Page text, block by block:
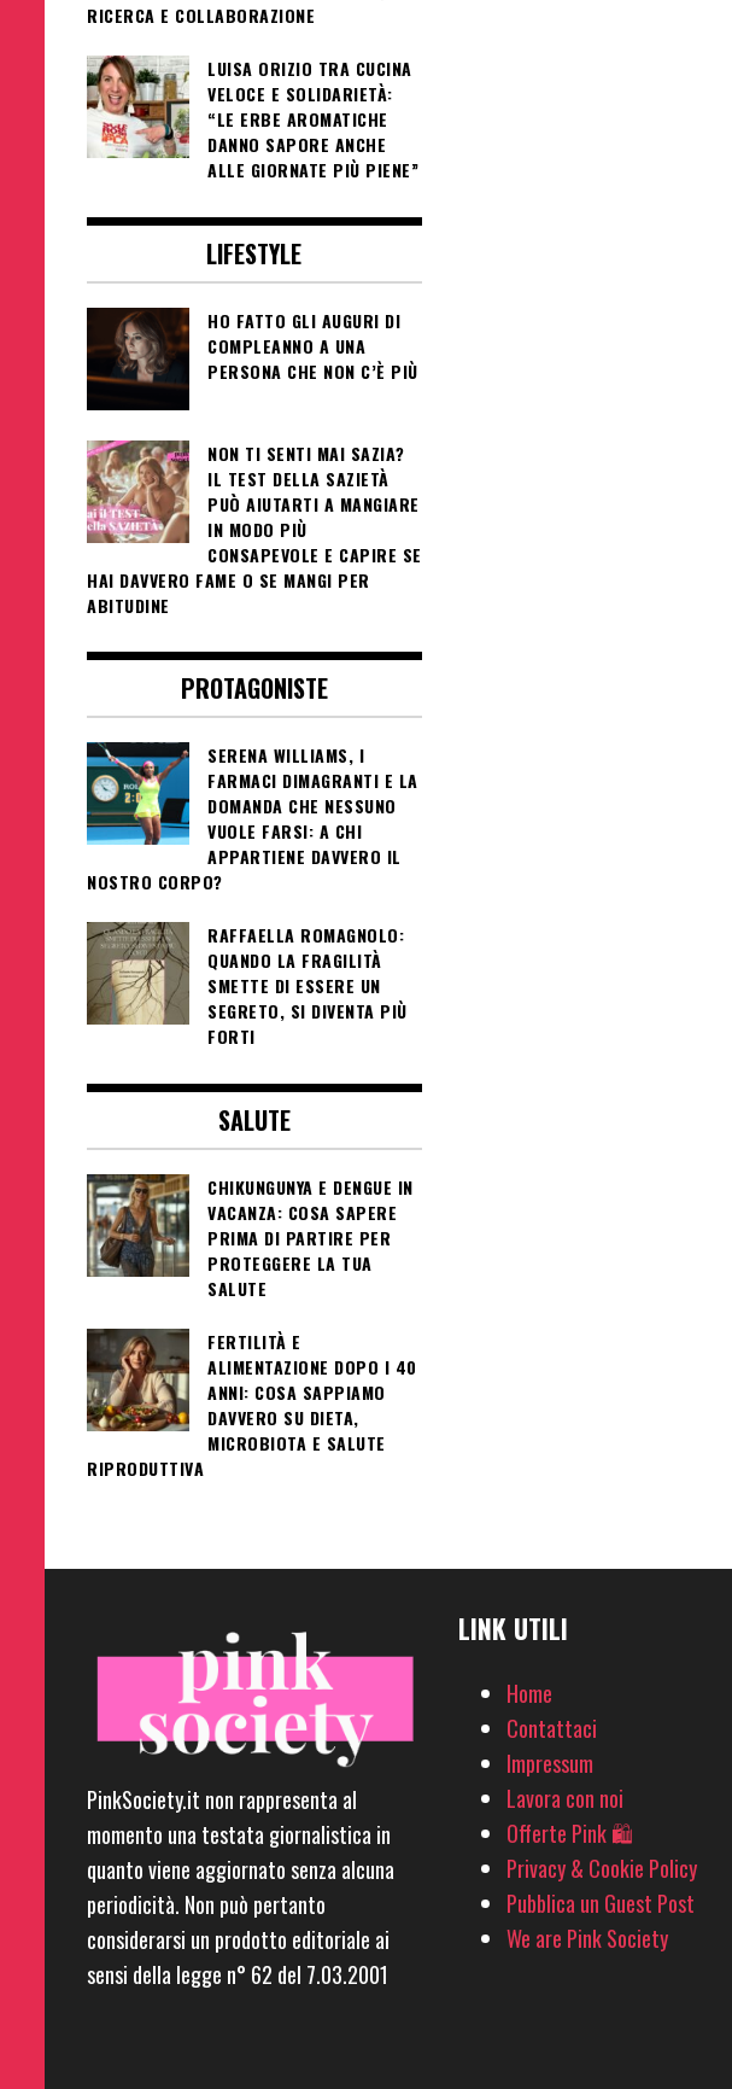
RICERCA E COLLABORAZIONE
LUISA ORIZIO TRA CUCINA
VELOCE E SOLIDARIETÀ:
“LE ERBE AROMATICHE
DANNO SAPORE ANCHE
ALLE GIORNATE PIÙ PIENE”
LIFESTYLE
HO FATTO GLI AUGURI DI
COMPLEANNO A UNA
PERSONA CHE NON C’È PIÙ
NON TI SENTI MAI SAZIA?
IL TEST DELLA SAZIETÀ
PUÒ AIUTARTI A MANGIARE
IN MODO PIÙ
CONSAPEVOLE E CAPIRE SE
HAI DAVVERO FAME O SE MANGI PER
ABITUDINE
PROTAGONISTE
SERENA WILLIAMS, I
FARMACI DIMAGRANTI E LA
DOMANDA CHE NESSUNO
VUOLE FARSI: A CHI
APPARTIENE DAVVERO IL
NOSTRO CORPO?
RAFFAELLA ROMAGNOLO:
QUANDO LA FRAGILITÀ
SMETTE DI ESSERE UN
SEGRETO, SI DIVENTA PIÙ
FORTI
SALUTE
CHIKUNGUNYA E DENGUE IN
VACANZA: COSA SAPERE
PRIMA DI PARTIRE PER
PROTEGGERE LA TUA
SALUTE
FERTILITÀ E
ALIMENTAZIONE DOPO I 40
ANNI: COSA SAPPIAMO
DAVVERO SU DIETA,
MICROBIOTA E SALUTE
RIPRODUTTIVA
PinkSociety.it non rappresenta al
momento una testata giornalistica in
quanto viene aggiornato senza alcuna
periodicità. Non può pertanto
considerarsi un prodotto editoriale ai
sensi della legge n° 62 del 7.03.2001
LINK UTILI
Home
Contattaci
Impressum
Lavora con noi
Offerte Pink 🛍
Privacy & Cookie Policy
Pubblica un Guest Post
We are Pink Society